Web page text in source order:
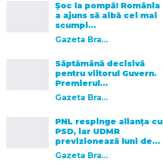
Șoc la pompă! România
a ajuns să aibă cei mai
scumpi…
Gazeta Brasovului
Săptămână decisivă
pentru viitorul Guvern.
Premierul…
Gazeta Brasovului
PNL respinge alianța cu
PSD, iar UDMR
previzionează luni de…
Gazeta Brasovului